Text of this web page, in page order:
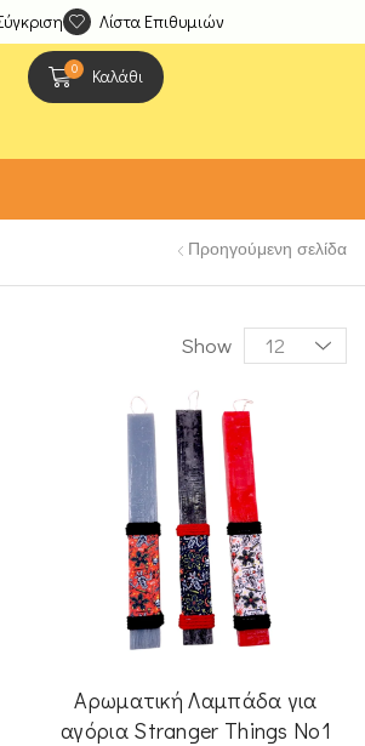
μοναδικές δημιουργίες από τους
Λίστα Επιθυμιών
0 Καλάθι
Προηγούμενη σελίδα
Show
Αρωματική Λαμπάδα για
αγόρια Stranger Things Νο1